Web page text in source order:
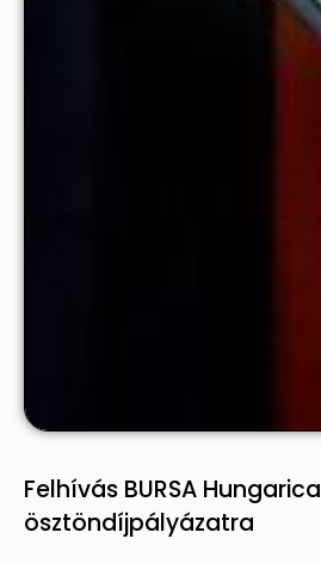
Felhívás BURSA Hungarica
ösztöndíjpályázatra